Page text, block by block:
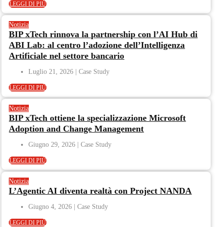
LEGGI DI PIÙ
Notizia
BIP xTech rinnova la partnership con l’AI Hub di
ABI Lab: al centro l’adozione dell’Intelligenza
Artificiale nel settore bancario
Luglio 21, 2026
LEGGI DI PIÙ
Notizia
BIP xTech ottiene la specializzazione Microsoft
Adoption and Change Management
Giugno 29, 2026
LEGGI DI PIÙ
Notizia
L’Agentic AI diventa realtà con Project NANDA
Giugno 4, 2026
LEGGI DI PIÙ